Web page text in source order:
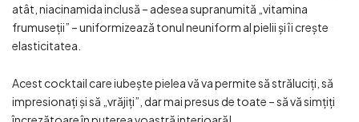
atât, niacinamida inclusă – adesea supranumită „vitamina
frumuseții” – uniformizează tonul neuniform al pielii și îi crește
elasticitatea.
Acest cocktail care iubește pielea vă va permite să străluciți, să
impresionați și să „vrăjiți”, dar mai presus de toate – să vă simțiți